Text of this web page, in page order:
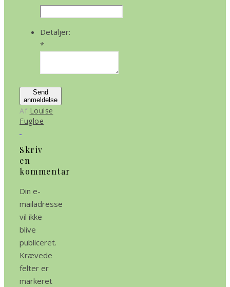
Detaljer:
*
Send
anmeldelse
Af Louise
Fugloe
Skriv
en
kommentar
Din e-
mailadresse
vil ikke
blive
publiceret.
Krævede
felter er
markeret